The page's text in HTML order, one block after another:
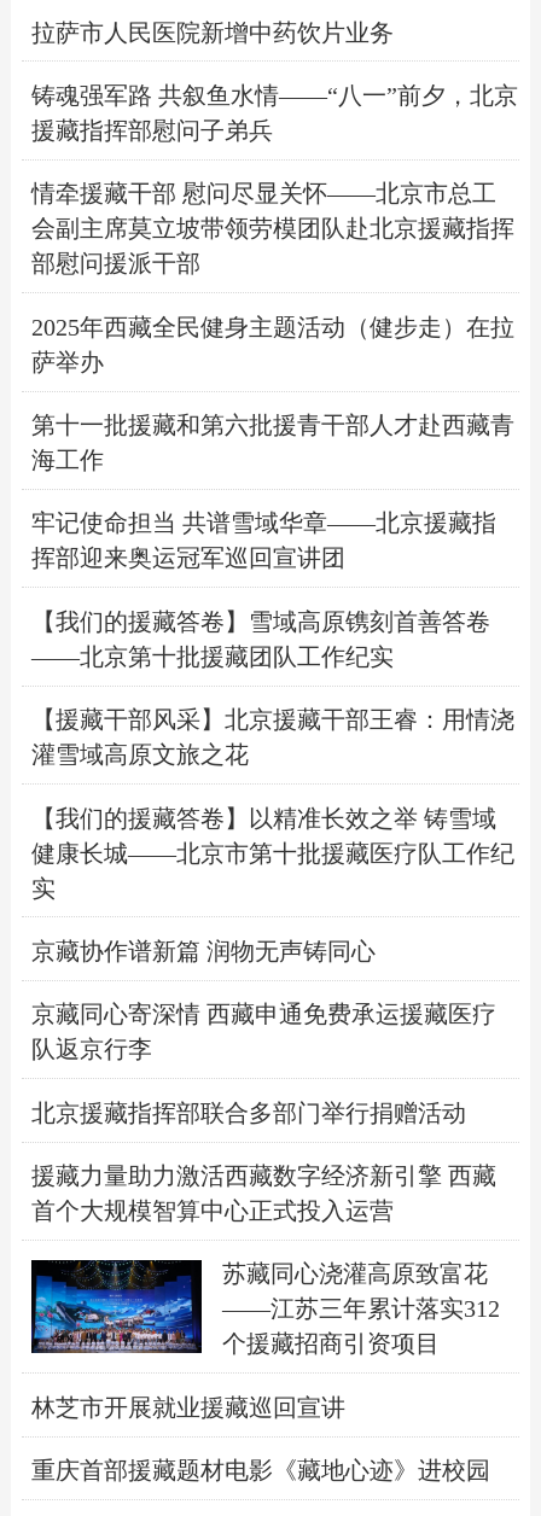
拉萨市人民医院新增中药饮片业务
铸魂强军路 共叙鱼水情——“八一”前夕，北京
援藏指挥部慰问子弟兵
情牵援藏干部 慰问尽显关怀——北京市总工
会副主席莫立坡带领劳模团队赴北京援藏指挥
部慰问援派干部
2025年西藏全民健身主题活动（健步走）在拉
萨举办
第十一批援藏和第六批援青干部人才赴西藏青
海工作
牢记使命担当 共谱雪域华章——北京援藏指
挥部迎来奥运冠军巡回宣讲团
【我们的援藏答卷】雪域高原镌刻首善答卷
——北京第十批援藏团队工作纪实
【援藏干部风采】北京援藏干部王睿：用情浇
灌雪域高原文旅之花
【我们的援藏答卷】以精准长效之举 铸雪域
健康长城——北京市第十批援藏医疗队工作纪
实
京藏协作谱新篇 润物无声铸同心
京藏同心寄深情 西藏申通免费承运援藏医疗
队返京行李
北京援藏指挥部联合多部门举行捐赠活动
援藏力量助力激活西藏数字经济新引擎 西藏
首个大规模智算中心正式投入运营
苏藏同心浇灌高原致富花
——江苏三年累计落实312
个援藏招商引资项目
林芝市开展就业援藏巡回宣讲
重庆首部援藏题材电影《藏地心迹》进校园